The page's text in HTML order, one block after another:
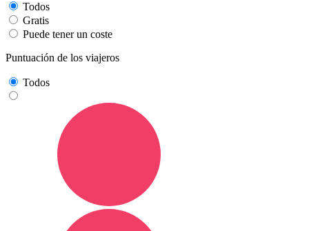
Todos
Gratis
Puede tener un coste
Puntuación de los viajeros
Todos